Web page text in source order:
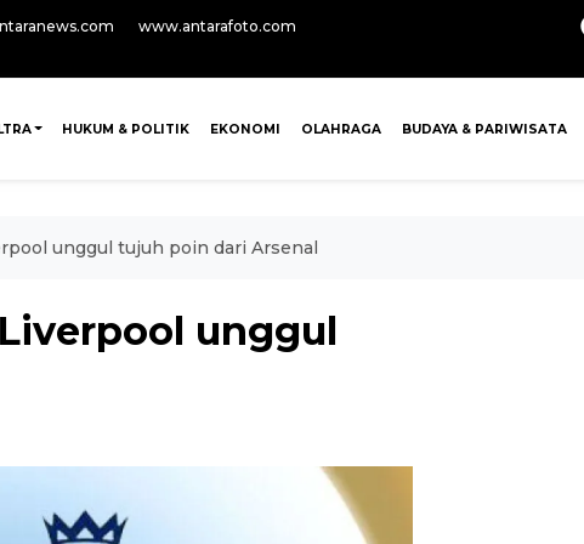
www.antarafoto.com
HUKUM & POLITIK EKONOMI OLAHRAGA BUDAYA & PARIWISATA
unggul tujuh poin dari Arsenal
unggul